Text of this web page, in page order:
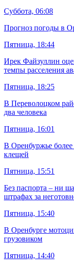
Суббота, 06:08
Прогноз погоды в
Пятница, 18:44
Ирек Файзуллин
темпы расселения
Пятница, 18:25
В Переволоцком
два человека
Пятница, 16:01
В Оренбуржье более
клещей
Пятница, 15:51
Без паспорта – ни
штрафах за
Пятница, 15:40
В Оренбурге
грузовиком
Пятница, 14:40